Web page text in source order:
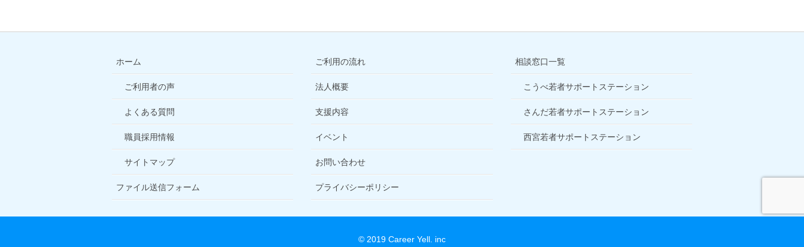
ホーム
ご利用者の声
よくある質問
職員採用情報
サイトマップ
ファイル送信フォーム
ご利用の流れ
法人概要
支援内容
イベント
お問い合わせ
プライバシーポリシー
相談窓口一覧
こうべ若者サポートステーション
さんだ若者サポートステーション
西宮若者サポートステーション
© 2019 Career Yell. inc